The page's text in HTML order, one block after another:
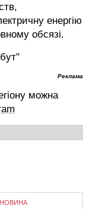
енергію
обсязі.
Реклама
можна